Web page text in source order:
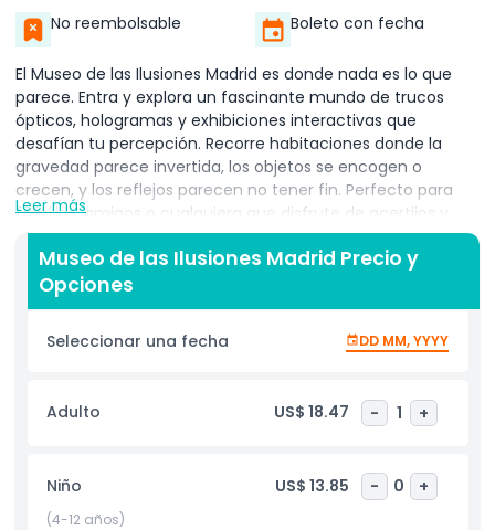
No reembolsable Boleto con fecha
El Museo de las Ilusiones Madrid es donde nada es lo que
parece. Entra y explora un fascinante mundo de trucos
ópticos, hologramas y exhibiciones interactivas que
desafían tu percepción. Recorre habitaciones donde la
gravedad parece invertida, los objetos se encogen o
crecen, y los reflejos parecen no tener fin. Perfecto para
familias, amigos o cualquiera que disfrute de acertijos y
rompecabezas para el cerebro, este museo combina
diversión y aprendizaje. Cada instalación está diseñada
para sorprenderte mientras enseña sobre la ciencia detrás
de cómo vemos e interpretamos el mundo. Puedes probar
tu equilibrio en la habitación inclinada, posar en puntos
para fotos que desafían la mente y maravillarte con
compartas. Ubicado en el corazón de Madrid, es una
parada ideal durante tu recorrido por la ciudad. Ya sea
simplemente explorando algo diferente, el Museo de las
Ilusiones ofrece una experiencia inmersiva e inolvidable
para todas las edades.
Leer más
Museo de las Ilusiones Madrid Precio y
Opciones
Seleccionar una fecha DD MM, YYYY
Adulto US$ 18.47 - 1 +
Niño US$ 13.85 - 0 +
(4-12 años)